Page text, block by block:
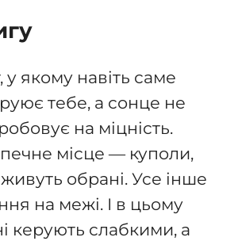
у якому навіть саме
тебе, а сонце не
на міцність.
місце — куполи,
обрані. Усе інше
на межі. І в цьому
керують слабкими, а